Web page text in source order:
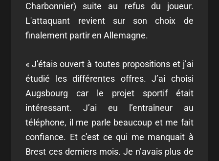
Charbonnier) suite au refus du joueur.
L'attaquant revient sur son choix de
finalement partir en Allemagne.
« J’étais ouvert à toutes propositions et j’ai
étudié les différentes offres. J’ai choisi
Augsbourg car le projet sportif était
intéressant. J’ai eu l’entraîneur au
téléphone, il me parle beaucoup et me fait
confiance. Et c’est ce qui me manquait à
Brest ces derniers mois. Je n’avais plus de